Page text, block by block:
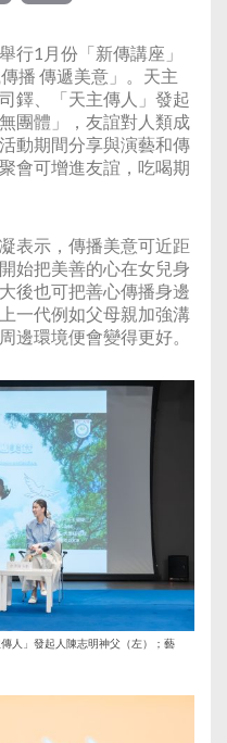
行1月份「新傳講座」
播 傳遞美意」。天主
鐸、「天主傳人」發起
團體」，友誼對人類成
動期間分享與演藝和傳
會可增進友誼，吃喝期
表示，傳播美意可近距
始把美善的心在女兒身
後也可把善心傳播身邊
一代例如父母親加強溝
邊環境便會變得更好。
人」發起人陳志明神父（左）；藝